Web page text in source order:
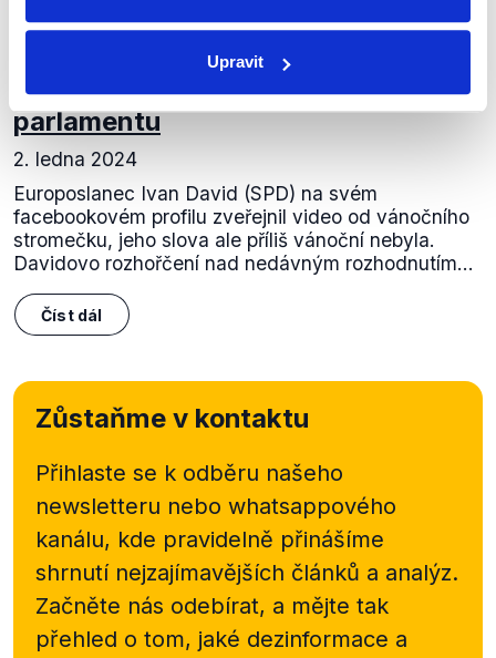
Upravit
Špatné zprávy z Evropského
parlamentu
2. ledna 2024
Europoslanec Ivan David (SPD) na svém
facebookovém profilu zveřejnil video od vánočního
stromečku, jeho slova ale příliš vánoční nebyla.
Davidovo rozhořčení nad nedávným rozhodnutím...
Číst dál
Zůstaňme v kontaktu
Přihlaste se k odběru našeho
newsletteru nebo whatsappového
kanálu, kde pravidelně přinášíme
shrnutí nejzajímavějších článků a analýz.
Začněte nás odebírat, a mějte tak
přehled o tom, jaké dezinformace a